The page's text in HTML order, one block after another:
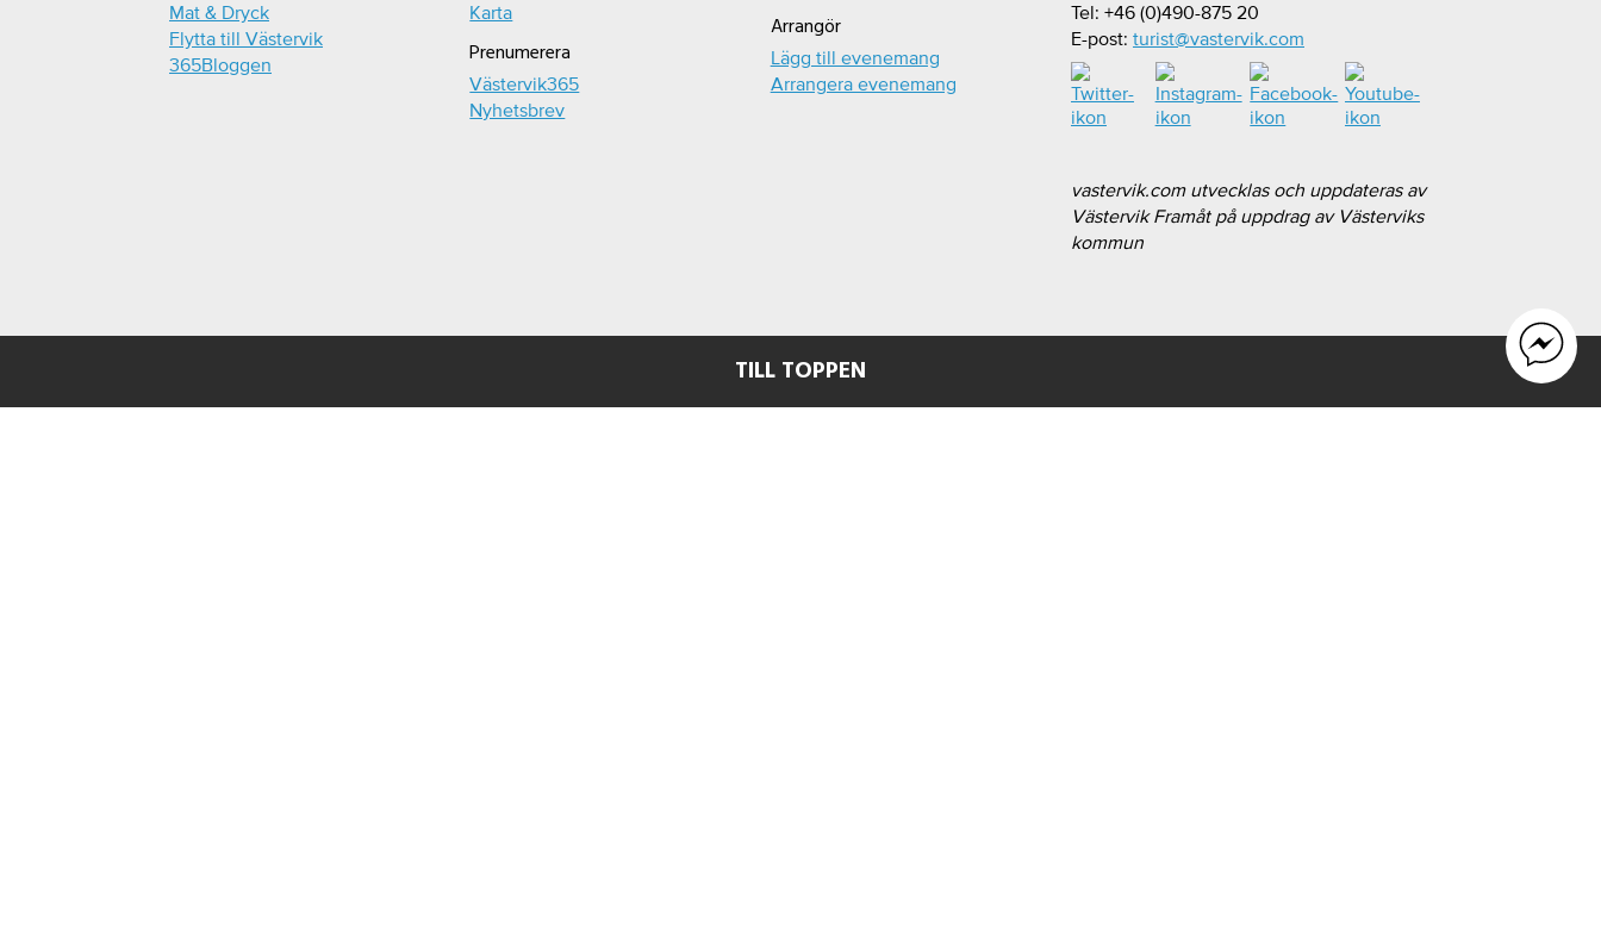
Mat & Dryck
Flytta till Västervik
365Bloggen
Karta
Prenumerera
Västervik365
Nyhetsbrev
Arrangör
Lägg till evenemang
Arrangera evenemang
Tel: +46 (0)490-875 20
E-post: turist@vastervik.com
vastervik.com utvecklas och uppdateras av
Västervik Framåt på uppdrag av Västerviks
kommun
TILL TOPPEN